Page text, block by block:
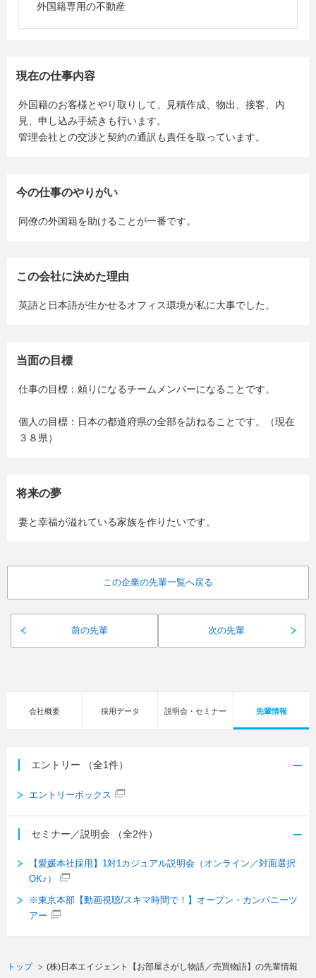
外国籍専用の不動産
現在の仕事内容
外国籍のお客様とやり取りして、見積作成、物出、接客、内
見、申し込み手続きも行います。
管理会社との交渉と契約の通訳も責任を取っています。
今の仕事のやりがい
同僚の外国籍を助けることが一番です。
この会社に決めた理由
英語と日本語が生かせるオフィス環境が私に大事でした。
当面の目標
仕事の目標：頼りになるチームメンバーになることです。
個人の目標：日本の都道府県の全部を訪ねることです。（現在
３８県）
将来の夢
妻と幸福が溢れている家族を作りたいです。
前の先輩
この企業の先輩一覧へ戻る
次の先輩
会社概要 採用データ 説明会・セミナー 先輩情報
エントリー （全1件）
エントリーボックス
セミナー／説明会 （全2件）
【愛媛本社採用】1対1カジュアル説明会（オンライン／対面選択
OK♪）
※東京本部【動画視聴/スキマ時間で！】オープン・カンパニーツ
アー
トップ (株)日本エイジェント【お部屋さがし物語／売買物語】の先輩情報